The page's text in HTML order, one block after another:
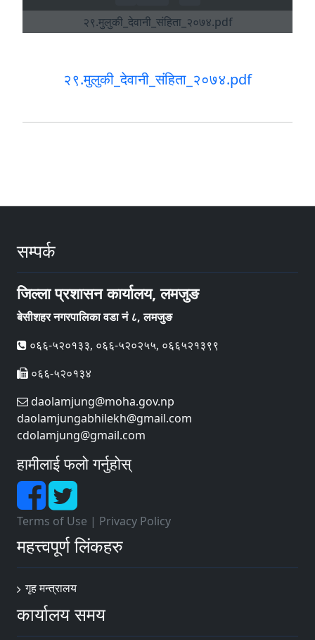
२९.मुलुकी_देवानी_संहिता_२०७४.pdf
सम्पर्क
जिल्ला प्रशासन कार्यालय, लमजुङ
बेसीशहर नगरपालिका वडा नं ८, लमजुङ
०६६-५२०१३३, ०६६-५२०२५५, ०६६५२१३९९
०६६-५२०१३४
daolamjung@moha.gov.np
daolamjungabhilekh@gmail.com
cdolamjung@gmail.com
हामीलाई फलो गर्नुहोस्
Terms of Use | Privacy Policy
महत्त्वपूर्ण लिंकहरु
गृह मन्त्रालय
कार्यालय समय